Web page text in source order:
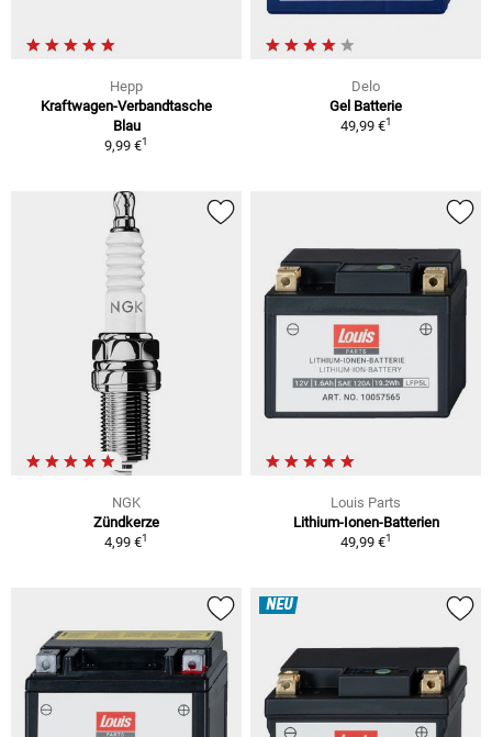
Hepp
Kraftwagen-Verbandtasche
Blau
9,99 €1
Delo
Gel Batterie
49,99 €1
NGK
Zündkerze
4,99 €1
Louis Parts
Lithium-Ionen-Batterien
49,99 €1
NEU